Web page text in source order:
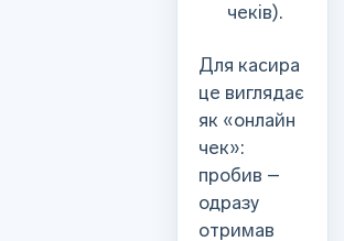
чеків).
Для касира
це виглядає
як «онлайн
чек»:
пробив –
одразу
отримав